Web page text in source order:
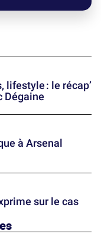
lifestyle : le récap’
Dégaine
à Arsenal
sur le cas